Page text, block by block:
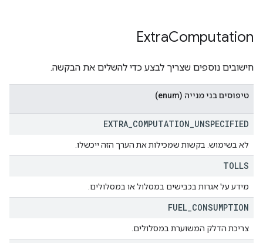
ExtraComputation
חישובים נוספים שצריך לבצע כדי להשלים את הבקשה.
טיפוסים בני מנייה (enum)
EXTRA COMPUTATION UNSPECIFIED
לא בשימוש. בקשות שמכילות את הערך הזה ייכשלו.
TOLLS
מידע על אגרות בכבישים במסלול או במסלולים.
FUEL CONSUMPTION
צריכת הדלק המשוערת במסלולים.